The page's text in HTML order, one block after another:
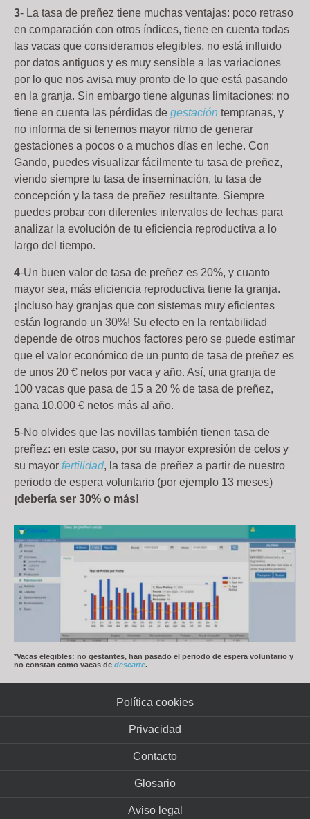
3- La tasa de preñez tiene muchas ventajas: poco retraso
en comparación con otros índices, tiene en cuenta todas
las vacas que consideramos elegibles, no está influido
por datos antiguos y es muy sensible a las variaciones
por lo que nos avisa muy pronto de lo que está pasando
en la granja. Sin embargo tiene algunas limitaciones: no
tiene en cuenta las pérdidas de gestación tempranas, y
no informa de si tenemos mayor ritmo de generar
gestaciones a pocos o a muchos días en leche. Con
Gando, puedes visualizar fácilmente tu tasa de preñez,
viendo siempre tu tasa de inseminación, tu tasa de
concepción y la tasa de preñez resultante. Siempre
puedes probar con diferentes intervalos de fechas para
analizar la evolución de tu eficiencia reproductiva a lo
largo del tiempo.
4-Un buen valor de tasa de preñez es 20%, y cuanto
mayor sea, más eficiencia reproductiva tiene la granja.
¡Incluso hay granjas que con sistemas muy eficientes
están logrando un 30%! Su efecto en la rentabilidad
depende de otros muchos factores pero se puede estimar
que el valor económico de un punto de tasa de preñez es
de unos 20 € netos por vaca y año. Así, una granja de
100 vacas que pasa de 15 a 20 % de tasa de preñez,
gana 10.000 € netos más al año.
5-No olvides que las novillas también tienen tasa de
preñez: en este caso, por su mayor expresión de celos y
su mayor fertilidad, la tasa de preñez a partir de nuestro
periodo de espera voluntario (por ejemplo 13 meses)
¡debería ser 30% o más!
*Vacas elegibles: no gestantes, han pasado el periodo de espera voluntario y
no constan como vacas de descarte.
Política cookies
Privacidad
Contacto
Glosario
Aviso legal